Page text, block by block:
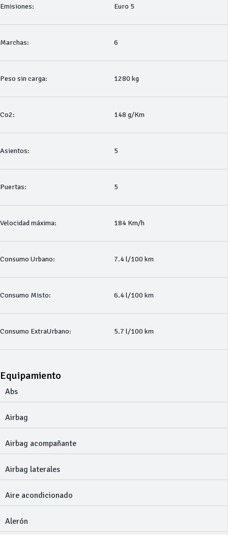
Emisiones: Euro 5
Marchas: 6
Peso sin carga: 1280 kg
Co2: 148 g/Km
Asientos: 5
Puertas: 5
Velocidad máxima: 184 Km/h
Consumo Urbano: 7.4 l/100 km
Consumo Misto: 6.4 l/100 km
Consumo ExtraUrbano: 5.7 l/100 km
Equipamiento
Abs
Airbag
Airbag acompañante
Airbag laterales
Aire acondicionado
Alerón